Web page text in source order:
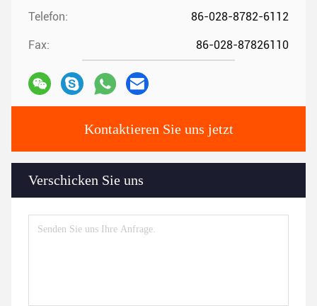
Telefon: 86-028-8782-6112
Fax: 86-028-87826110
Kontaktieren Sie uns jetzt
Verschicken Sie uns